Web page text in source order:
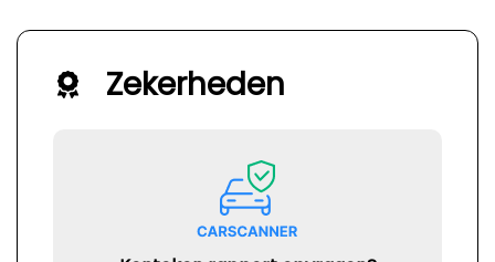
Zekerheden